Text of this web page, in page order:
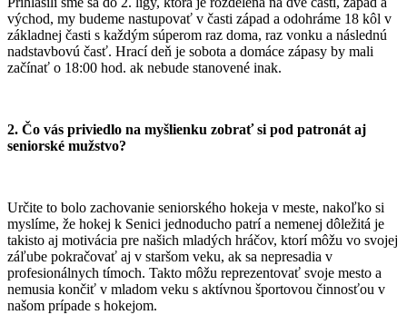
východ, my budeme nastupovať v časti západ a odohráme 18 kôl v
základnej časti s každým súperom raz doma, raz vonku a následnú
nadstavbovú časť. Hrací deň je sobota a domáce zápasy by mali
začínať o 18:00 hod. ak nebude stanovené inak.
2. Čo vás priviedlo na myšlienku zobrať si pod patronát aj
seniorské mužstvo?
Určite to bolo zachovanie seniorského hokeja v meste, nakoľko si
myslíme, že hokej k Senici jednoducho patrí a nemenej dôležitá je
takisto aj motivácia pre našich mladých hráčov, ktorí môžu vo svojej
záľube pokračovať aj v staršom veku, ak sa nepresadia v
profesionálnych tímoch. Takto môžu reprezentovať svoje mesto a
nemusia končiť v mladom veku s aktívnou športovou činnosťou v
našom prípade s hokejom.